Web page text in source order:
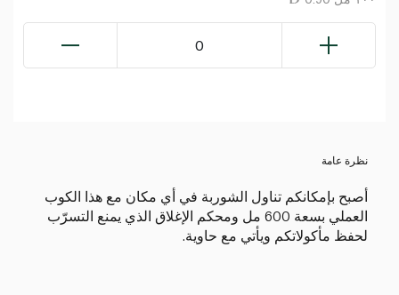
0
نظرة عامة
أصبح بإمكانكم تناول الشوربة في أي مكان مع هذا الكوب
العملي بسعة 600 مل ومحكم الإغلاق الذي يمنع التسرّب
لحفظ مأكولاتكم ويأتي مع حاوية.